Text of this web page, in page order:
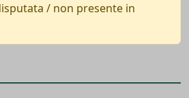
/ non presente in